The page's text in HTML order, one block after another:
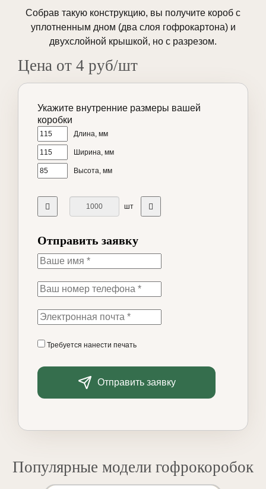
Собрав такую конструкцию, вы получите короб с
уплотненным дном (два слоя гофрокартона) и
двухслойной крышкой, но с разрезом.
Цена от 4 руб/шт
Укажите внутренние размеры вашей
коробки
Длина, мм
Ширина, мм
Высота, мм
шт
Отправить заявку
Требуется нанести печать
Отправить заявку
Популярные модели гофрокоробок